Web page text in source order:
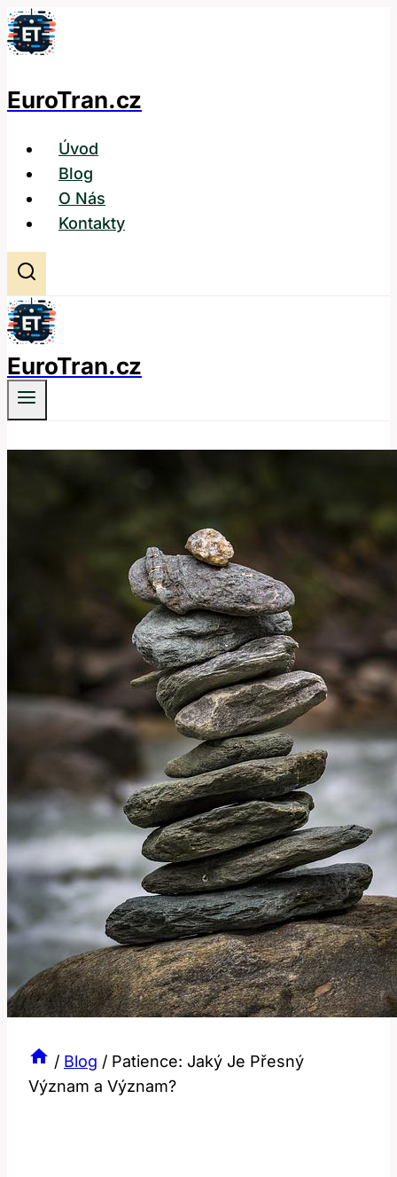
Přeskočit
na
EuroTran.cz
Úvod
Blog
O Nás
Kontakty
EuroTran.cz
/ Blog / Patience: Jaký Je Přesný
Význam a Význam?